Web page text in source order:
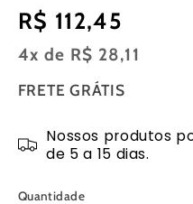
Preço
normal
R$ 112,45
4x de R$ 28,11
FRETE GRÁTIS
Nossos produtos
de 5 a 15 dias.
Quantidade